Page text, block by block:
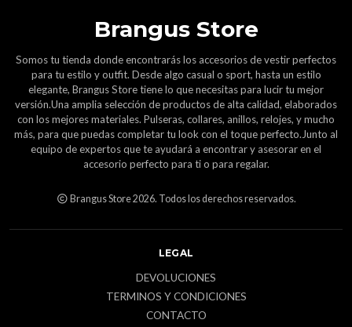
Brangus Store
Somos tu tienda donde encontrarás los accesorios de vestir perfectos
para tu estilo y outfit. Desde algo casual o sport, hasta un estilo
elegante, Brangus Store tiene lo que necesitas para lucir tu mejor
versión.Una amplia selección de productos de alta calidad, elaborados
con los mejores materiales. Pulseras, collares, anillos, relojes, y mucho
más, para que puedas completar tu look con el toque perfecto.Junto al
equipo de expertos que te ayudará a encontrar y asesorar en el
accesorio perfecto para ti o para regalar.
Brangus Store 2026. Todos los derechos reservados.
LEGAL
DEVOLUCIONES
TERMINOS Y CONDICIONES
CONTACTO